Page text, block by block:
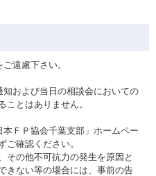
遠慮下さい。
および当日の相談会においての
ことはありません。
ＦＰ協会千葉支部」ホームペー
ご確認ください。
その他不可抗力の発生を原因と
きない等の場合には、事前の告